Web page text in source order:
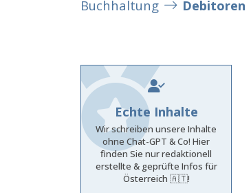
Buchhaltung Debitoren
Echte Inhalte
Wir schreiben unsere Inhalte
ohne Chat-GPT & Co! Hier
finden Sie nur redaktionell
erstellte & geprüfte Infos für
Österreich 🇦🇹!